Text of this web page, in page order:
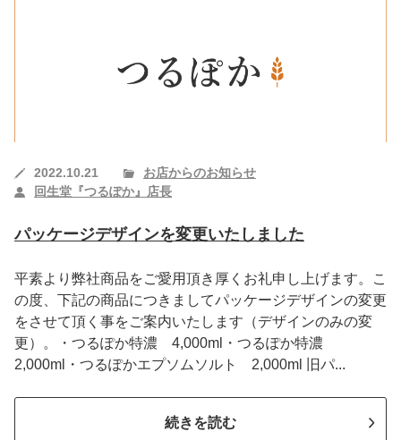
2022.10.21
お店からのお知らせ
回生堂『つるぽか』店長
パッケージデザインを変更いたしました
平素より弊社商品をご愛用頂き厚くお礼申し上げます。こ
の度、下記の商品につきましてパッケージデザインの変更
をさせて頂く事をご案内いたします（デザインのみの変
更）。・つるぽか特濃 4,000ml・つるぽか特濃
2,000ml・つるぽかエプソムソルト 2,000ml 旧パ...
続きを読む